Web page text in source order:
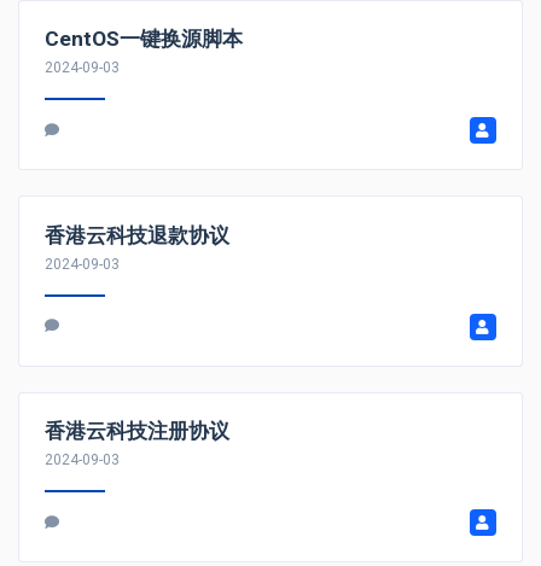
CentOS一键换源脚本
2024-09-03
香港云科技退款协议
2024-09-03
香港云科技注册协议
2024-09-03